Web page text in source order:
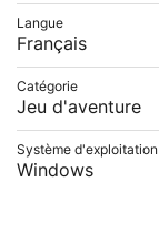
Langue
Français
Catégorie
Jeu d'aventure
Système d'exploitation
Windows